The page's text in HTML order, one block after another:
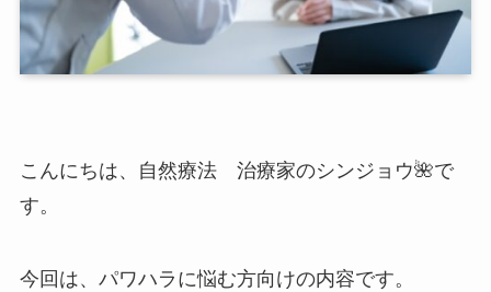
こんにちは、自然療法 治療家のシンジョウ🌺で
す。
今回は、パワハラに悩む方向けの内容です。